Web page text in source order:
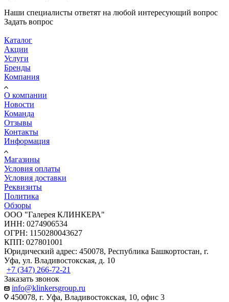
Наши специалисты ответят на любой интересующий вопрос
Задать вопрос
Каталог
Акции
Услуги
Бренды
Компания
О компании
Новости
Команда
Отзывы
Контакты
Информация
Магазины
Условия оплаты
Условия доставки
Реквизиты
Политика
Обзоры
ООО "Галерея КЛИНКЕРА"
ИНН: 0274906534
ОГРН: 1150280043627
КПП: 027801001
Юридический адрес: 450078, Республика Башкортостан, г.
Уфа, ул. Владивостокская, д. 10
+7 (347) 266-72-21
Заказать звонок
info@klinkersgroup.ru
450078, г. Уфа, Владивостокская, 10, офис 3